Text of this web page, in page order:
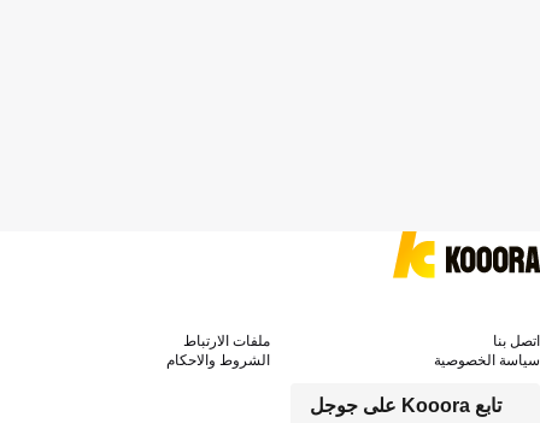
تابع Kooora على جوجل
اتصل بنا
ملفات الارتباط
سياسة الخصوصية
الشروط والاحكام